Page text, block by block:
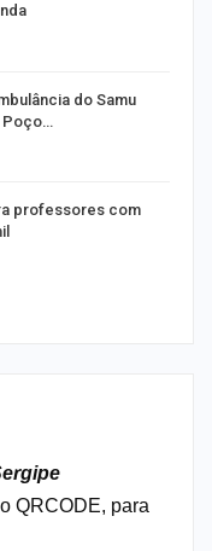
do Samu
Poço…
professores com
QRCODE, para